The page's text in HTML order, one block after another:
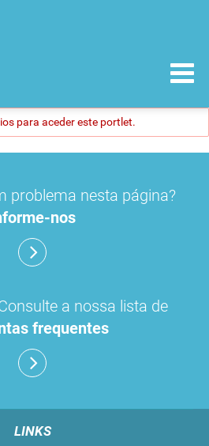
para aceder este portlet.
problema nesta página?
nos
a nossa lista de
frequentes
LINKS